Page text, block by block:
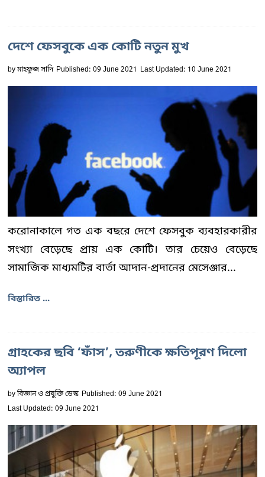
দেশে ফেসবুকে এক কোটি নতুন মুখ
byমাহফুজ সাদি Published: 09 June 2021 Last Updated: 10 June 2021
করোনাকালে গত এক বছরে দেশে ফেসবুক ব্যবহারকারীর
সংখ্যা বেড়েছে প্রায় এক কোটি। তার চেয়েও বেড়েছে
সামাজিক মাধ্যমটির বার্তা আদান-প্রদানের মেসেঞ্জার...
বিস্তারিত ...
গ্রাহকের ছবি ‘ফাঁস’, তরুণীকে ক্ষতিপূরণ দিলো
অ্যাপল
byবিজ্ঞান ও প্রযুক্তি ডেস্ক Published: 09 June 2021
Last Updated: 09 June 2021